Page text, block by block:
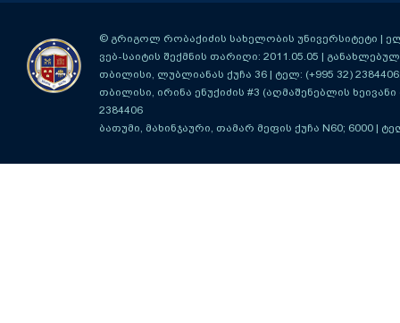
© გრიგოლ რობაქიძის სახელობის უნივერსიტეტი |
ვებ-საიტის შექმნის თარიღი: 2011.05.05 |
თბილისი, ლუბლიანას ქუჩა 36 | ტელ: (+995 32)
თბილისი, ირინა ენუქიძის #3 (აღმაშენებლის ხეივანი
2384406
ბათუმი, მახინჯაური, თამარ მეფის ქუჩა N60; 6000 |